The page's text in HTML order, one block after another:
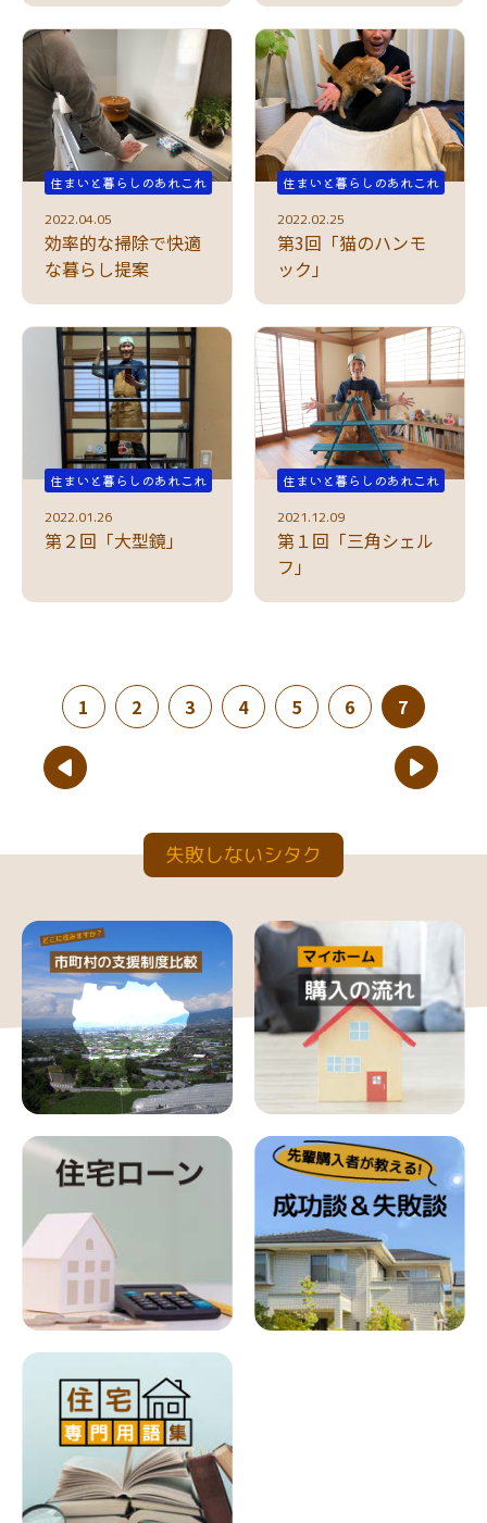
住まいと暮らしのあれこれ
2022.04.05
効率的な掃除で快適
な暮らし提案
住まいと暮らしのあれこれ
2022.02.25
第3回「猫のハンモ
ック」
住まいと暮らしのあれこれ
2022.01.26
第２回「大型鏡」
住まいと暮らしのあれこれ
2021.12.09
第１回「三角シェル
フ」
1 2 3 4 5 6 7
(現在のページ)
失敗しないシタク